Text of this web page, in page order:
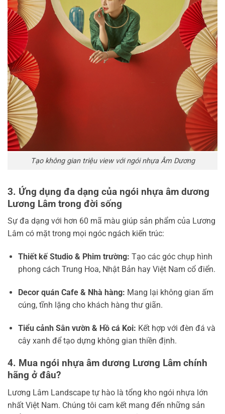
Tạo không gian triệu view với ngói nhựa Âm Dương
3. Ứng dụng đa dạng của ngói nhựa âm dương
Lương Lâm trong đời sống
Sự đa dạng với hơn 60 mã màu giúp sản phẩm của Lương
Lâm có mặt trong mọi ngóc ngách kiến trúc:
Thiết kế Studio & Phim trường: Tạo các góc chụp hình
phong cách Trung Hoa, Nhật Bản hay Việt Nam cổ điển.
Decor quán Cafe & Nhà hàng: Mang lại không gian ấm
cúng, tĩnh lặng cho khách hàng thư giãn.
Tiểu cảnh Sân vườn & Hồ cá Koi: Kết hợp với đèn đá và
cây xanh để tạo dựng không gian thiền định.
4. Mua ngói nhựa âm dương Lương Lâm chính
hãng ở đâu?
Lương Lâm Landscape tự hào là tổng kho ngói nhựa lớn
nhất Việt Nam. Chúng tôi cam kết mang đến những sản